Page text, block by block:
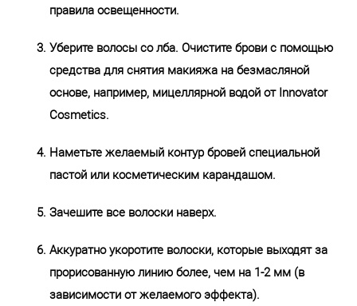
правила освещенности.
Уберите волосы со лба. Очистите брови с помощью
средства для снятия макияжа на безмасляной
основе, например, мицеллярной водой от Innovator
Cosmetics.
Наметьте желаемый контур бровей специальной
пастой или косметическим карандашом.
Зачешите все волоски наверх.
Аккуратно укоротите волоски, которые выходят за
прорисованную линию более, чем на 1-2 мм (в
зависимости от желаемого эффекта).